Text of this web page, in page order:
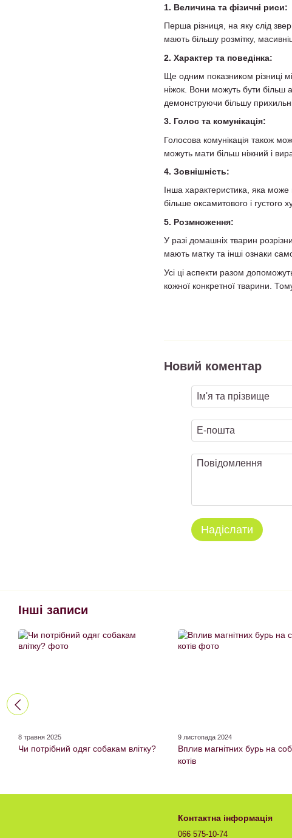
1. Величина та фізичні риси:
Перша різниця, на яку слід
мають більшу розмітку,
2. Характер та поведінка:
Ще одним показником різниці
ніжок. Вони можуть бути більш
демонструючи більшу
3. Голос та комунікація:
Голосова комунікація також
можуть мати більш ніжний і
4. Зовнішність:
Інша характеристика, яка може
більше оксамитового і густого
5. Розмноження:
У разі домашніх тварин
мають матку та інші ознаки
Усі ці аспекти разом
кожної конкретної тварини.
Новий коментар
Надіслати
Інші записи
8 травня 2025
Чи потрібний одяг собакам влітку?
9 листопада 2024
Вплив магнітних бурь на
котів
Контактна інформація
066 575-10-74